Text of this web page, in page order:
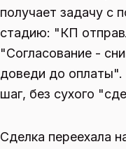
получает задачу с
стадию: "КП
"Согласование -
доведи до
шаг, без сухого
Сделка переехала